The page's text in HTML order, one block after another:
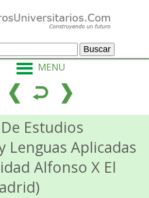
MENU
Estudios
Lenguas Aplicadas
Alfonso X El